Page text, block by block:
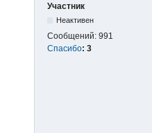
Участник
Неактивен
Сообщений: 991
Спасибо: 3